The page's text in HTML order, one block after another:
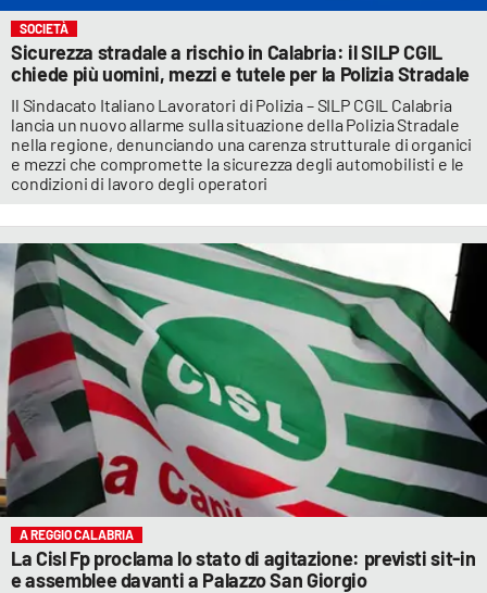
SOCIETÀ
Sicurezza stradale a rischio in Calabria: il SILP CGIL
chiede più uomini, mezzi e tutele per la Polizia Stradale
Il Sindacato Italiano Lavoratori di Polizia – SILP CGIL Calabria
lancia un nuovo allarme sulla situazione della Polizia Stradale
nella regione, denunciando una carenza strutturale di organici
e mezzi che compromette la sicurezza degli automobilisti e le
condizioni di lavoro degli operatori
A REGGIO CALABRIA
La Cisl Fp proclama lo stato di agitazione: previsti sit-in
e assemblee davanti a Palazzo San Giorgio